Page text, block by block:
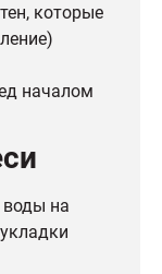
которые
началом
воды на